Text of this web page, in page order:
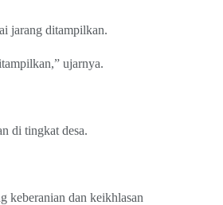
jarang ditampilkan.
ujarnya.
di tingkat desa.
keberanian dan keikhlasan